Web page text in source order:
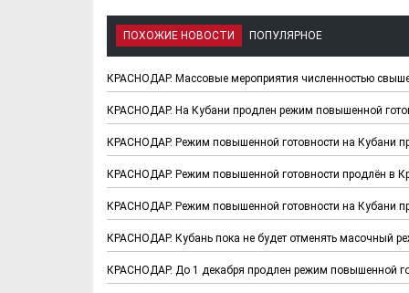
ПОХОЖИЕ НОВОСТИ ПОПУЛЯРНОЕ
КРАСНОДАР. Массовые мероприятия численностью
КРАСНОДАР. На Кубани продлен режим повышенной
КРАСНОДАР. Режим повышенной готовности на Кубани
КРАСНОДАР. Режим повышенной готовности продлён в
КРАСНОДАР. Режим повышенной готовности на Кубани
КРАСНОДАР. Кубань пока не будет отменять масочный
КРАСНОДАР. До 1 декабря продлен режим повышенной